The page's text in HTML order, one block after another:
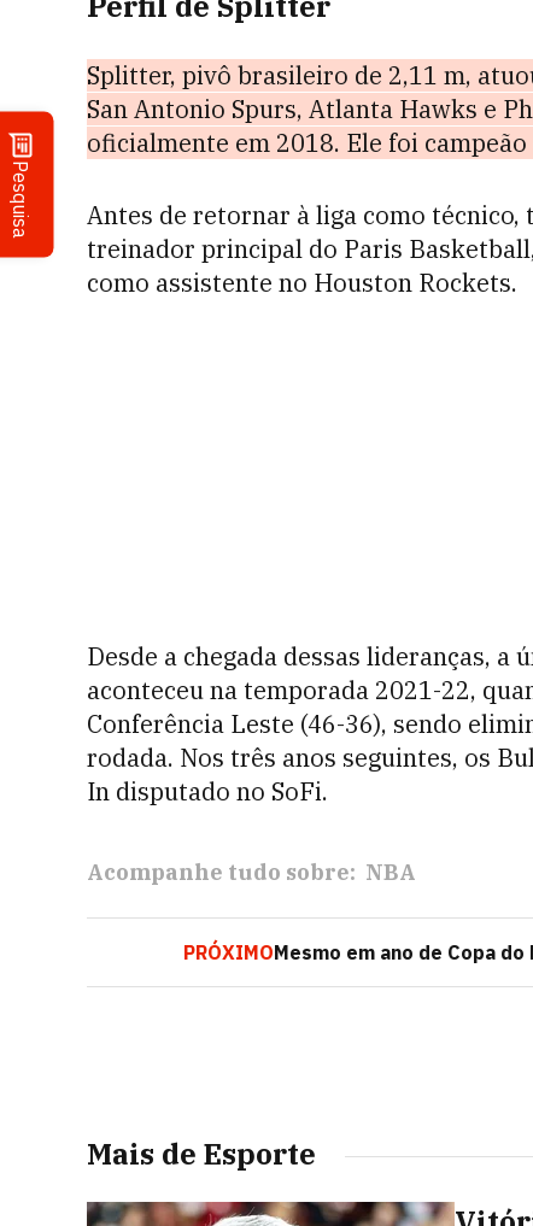
Pesquisa
Splitter, pivô brasileiro de 2,11 m,
San Antonio Spurs, Atlanta Hawks e
oficialmente em 2018. Ele foi
Antes de retornar à liga como
treinador principal do Paris
como assistente no Houston Rockets.
Desde a chegada dessas lideranças,
aconteceu na temporada 2021-22,
Conferência Leste (46-36), sendo
rodada. Nos três anos seguintes, os
In disputado no SoFi.
Acompanhe tudo sobre: NBA
PRÓXIMOMesmo em ano de Copa
Mais de Esporte